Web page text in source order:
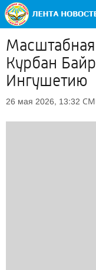
Курбан
Ингушетию
26 мая 2026, 13:32